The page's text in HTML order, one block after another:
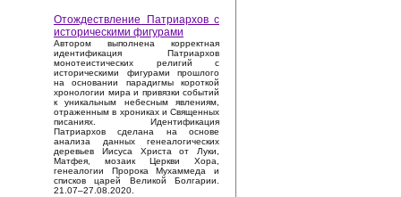
Отождествление Патриархов с
историческими фигурами
Автором выполнена корректная
идентификация Патриархов
монотеистических религий с
историческими фигурами прошлого
на основании парадигмы короткой
хронологии мира и привязки событий
к уникальным небесным явлениям,
отраженным в хрониках и Священных
писаниях. Идентификация
Патриархов сделана на основе
анализа данных генеалогических
деревьев Иисуса Христа от Луки,
Матфея, мозаик Церкви Хора,
генеалогии Пророка Мухаммеда и
списков царей Великой Болгарии.
21.07–27.08.2020.